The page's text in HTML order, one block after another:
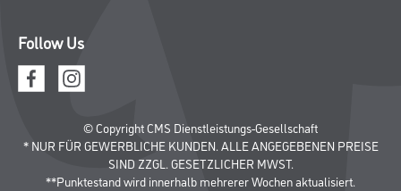
Follow Us
© Copyright CMS Dienstleistungs-Gesellschaft
* NUR FÜR GEWERBLICHE KUNDEN. ALLE ANGEGEBENEN PREISE
SIND ZZGL. GESETZLICHER MWST.
**Punktestand wird innerhalb mehrerer Wochen aktualisiert.